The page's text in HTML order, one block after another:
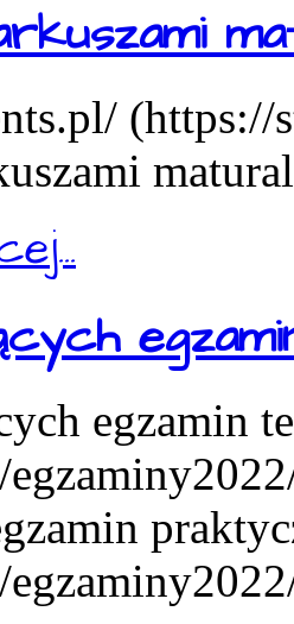
(https://
egzamin